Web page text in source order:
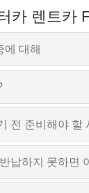
카 렌트카
에 대해
전 준비해야 할
납하지 못하면